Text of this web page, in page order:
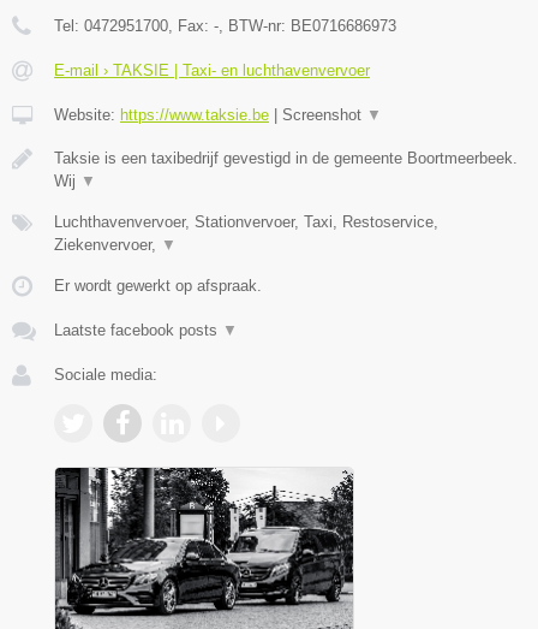
Tel: 0472951700, Fax: -, BTW-nr: BE0716686973
E-mail › TAKSIE | Taxi- en luchthavenvervoer
Website: https://www.taksie.be Screenshot ▼
Taksie is een taxibedrijf gevestigd in de gemeente Boortmeerbeek.
Wij ▼
Luchthavenvervoer, Stationvervoer, Taxi, Restoservice,
Ziekenvervoer, ▼
Er wordt gewerkt op afspraak.
Laatste facebook posts ▼
Sociale media: